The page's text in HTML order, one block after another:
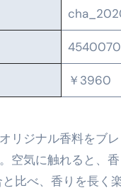
ちる朝食3選 #ダイエ
が勘違い 自己破産の真
を毎日食べたらど
借金1億円あります
詐欺被害】警察に行
簡単な方法
￥3960
リジナル香料をブ
空気に触れると、
比べ、香りを長く